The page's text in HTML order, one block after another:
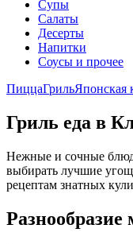
Супы
Салаты
Десерты
Напитки
Соусы и прочее
ПиццаГрильЯпонская
Гриль еда в
Нежные и сочные
выбирать лучшие
рецептам знатных
Разнообразие